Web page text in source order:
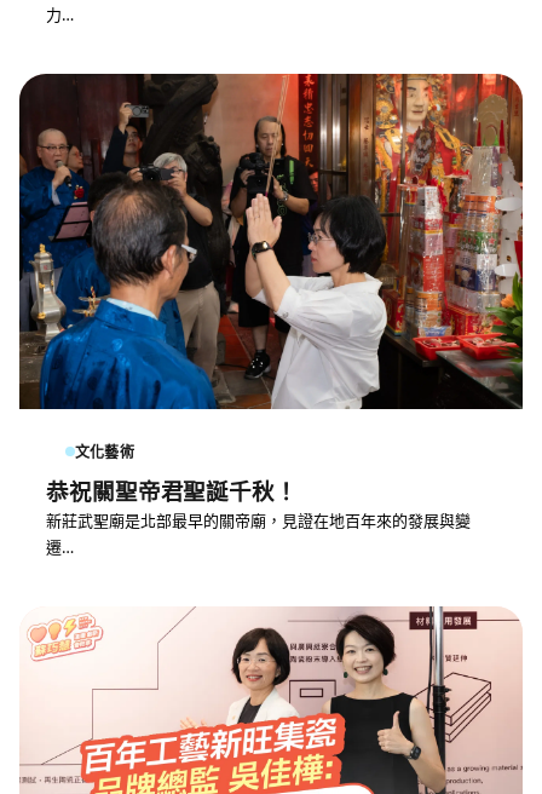
力…
文化藝術
恭祝關聖帝君聖誕千秋！
新莊武聖廟是北部最早的關帝廟，見證在地百年來的發展與變
遷…